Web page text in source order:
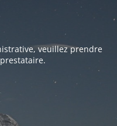
veuillez prendre